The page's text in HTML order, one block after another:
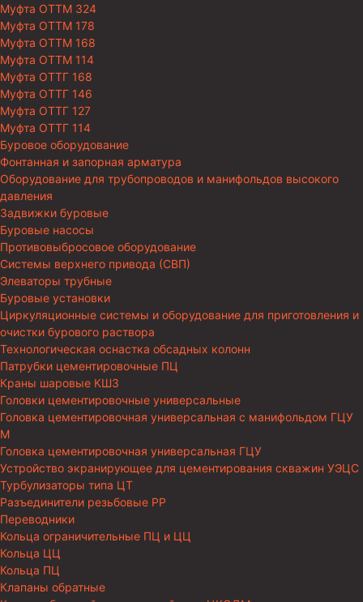
Муфта ОТТМ 324
Муфта ОТТМ 178
Муфта ОТТМ 168
Муфта ОТТМ 114
Муфта ОТТГ 168
Муфта ОТТГ 146
Муфта ОТТГ 127
Муфта ОТТГ 114
Буровое оборудование
Фонтанная и запорная арматура
Оборудование для трубопроводов и манифольдов высокого
давления
Задвижки буровые
Буровые насосы
Противовыбросовое оборудование
Системы верхнего привода (СВП)
Элеваторы трубные
Буровые установки
Циркуляционные системы и оборудование для приготовления и
очистки бурового раствора
Технологическая оснастка обсадных колонн
Патрубки цементировочные ПЦ
Краны шаровые КШЗ
Головки цементировочные универсальные
Головка цементировочная универсальная с манифольдом ГЦУ
М
Головка цементировочная универсальная ГЦУ
Устройство экранирующее для цементирования скважин УЭЦС
Турбулизаторы типа ЦТ
Разъединители резьбовые РР
Переводники
Кольца ограничительные ПЦ и ЦЦ
Кольца ЦЦ
Кольца ПЦ
Клапаны обратные